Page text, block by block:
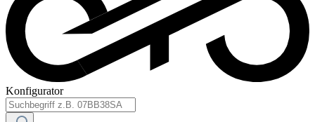
Konfigurator